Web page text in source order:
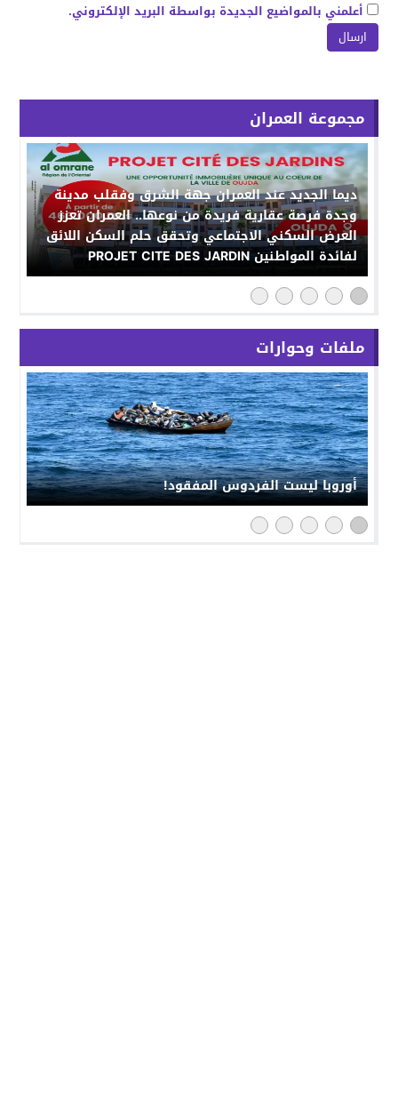
أعلمني بالمواضيع الجديدة بواسطة البريد الإلكتروني.
مجموعة العمران
ديما الجديد عند العمران جهة الشرق وفقلب مدينة
وجدة فرصة عقارية فريدة من نوعها.. العمران تعزز
العرض السكني الاجتماعي وتحقق حلم السكن اللائق
لفائدة المواطنين PROJET CITE DES JARDIN
ملفات وحوارات
أوروبا ليست الفردوس المفقود!